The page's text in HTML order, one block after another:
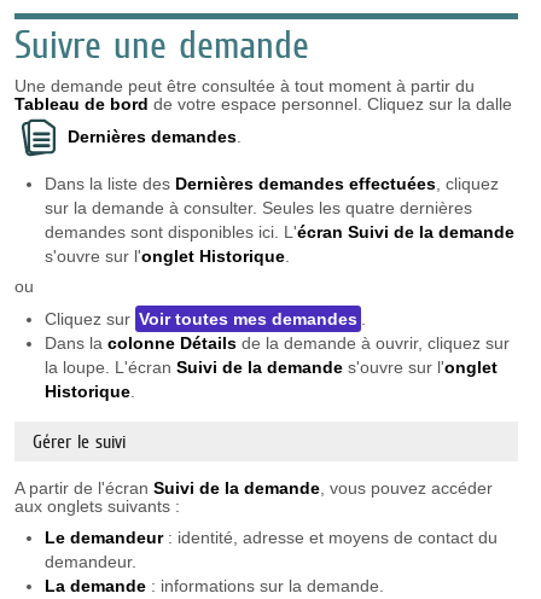
Suivre une demande
Une demande peut être consultée à tout moment à partir du
Tableau de bord de votre espace personnel. Cliquez sur la dalle
Dernières demandes.
Dans la liste des Dernières demandes effectuées, cliquez
sur la demande à consulter. Seules les quatre dernières
demandes sont disponibles ici. L'écran Suivi de la demande
s'ouvre sur l'onglet Historique.
ou
Cliquez sur Voir toutes mes demandes
Dans la colonne Détailsde la demande à ouvrir, cliquez sur
la loupe. L'écran Suivi de la demandes'ouvre sur l'onglet
Historique.
Gérer le suivi
A partir de l'écran Suivi de la demande, vous pouvez accéder
aux onglets suivants :
Le demandeur: identité, adresse et moyens de contact du
demandeur.
La demande: informations sur la demande.